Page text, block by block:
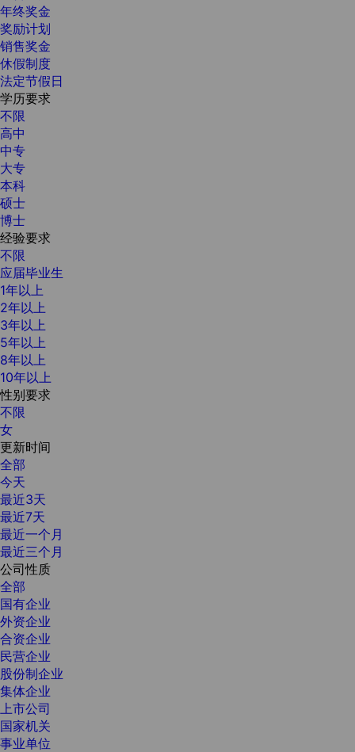
年终奖金
奖励计划
销售奖金
休假制度
法定节假日
学历要求
不限
高中
中专
大专
本科
硕士
博士
经验要求
不限
应届毕业生
1年以上
2年以上
3年以上
5年以上
8年以上
10年以上
性别要求
不限
女
更新时间
全部
今天
最近3天
最近7天
最近一个月
最近三个月
公司性质
全部
国有企业
外资企业
合资企业
民营企业
股份制企业
集体企业
上市公司
国家机关
事业单位